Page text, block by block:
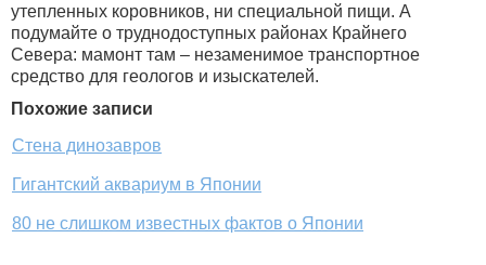
утепленных коровников, ни специальной пищи. А
подумайте о труднодоступных районах Крайнего
Севера: мамонт там – незаменимое транспортное
средство для геологов и изыскателей.
Похожие записи
Стена динозавров
Гигантский аквариум в Японии
80 не слишком известных фактов о Японии